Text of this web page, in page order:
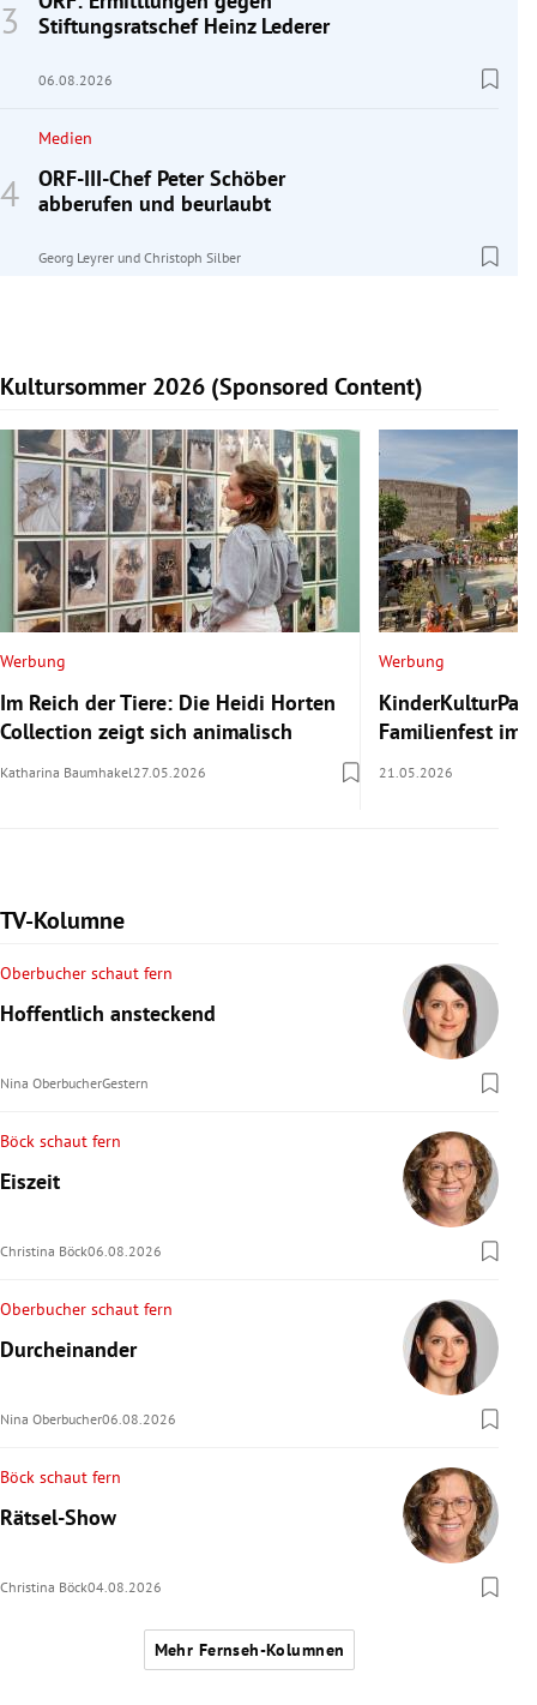
Stiftungsratschef Heinz Lederer
06.08.2026
Medien
ORF-III-Chef Peter Schöber
abberufen und beurlaubt
Georg Leyrer und Christoph Silber
Kultursommer 2026 (Sponsored Content)
Slide 1 von 10
Werbung
Im Reich der Tiere: Die Heidi Horten
Collection zeigt sich animalisch
Katharina Baumhakel27.05.2026
Werbung
Familienfest im
21.05.2026
TV-Kolumne
Oberbucher schaut fern
Hoffentlich ansteckend
Nina OberbucherGestern
Böck schaut fern
Eiszeit
Christina Böck06.08.2026
Oberbucher schaut fern
Durcheinander
Nina Oberbucher06.08.2026
Böck schaut fern
Rätsel-Show
Christina Böck04.08.2026
Mehr Fernseh-Kolumnen